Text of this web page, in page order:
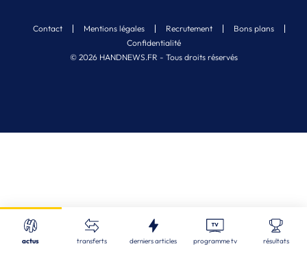
Recherche
© 2026 HANDNEWS.FR - Tous droits réservés
Contact Mentions légales Recrutement
Bons plans
Confidentialité
actus transferts derniers articles programme tv résultats
Nos derniers articles
ALL | 08/08/2026